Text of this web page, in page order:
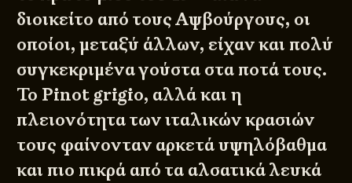
διοικείτο από τους Αψβούργους, οι
οποίοι, μεταξύ άλλων, είχαν και πολύ
συγκεκριμένα γούστα στα ποτά τους.
Το Pinot grigio, αλλά και η
πλειονότητα των ιταλικών κρασιών
τους φαίνονταν αρκετά υψηλόβαθμα
και πιο πικρά από τα αλσατικά λευκά